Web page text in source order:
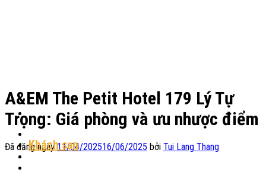
Địa Điểm Lưu Trú
Khách sạn
Homestay
A&EM The Petit Hotel 179 Lý Tự
Trọng: Giá phòng và ưu nhược điểm
Đã đăng ngày11/04/202516/06/2025 bởi Tui Lang Thang